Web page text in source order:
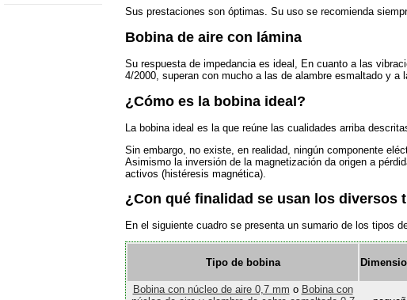
Sus prestaciones son óptimas. Su uso se recomienda
Bobina de aire con lámina
Su respuesta de impedancia es ideal, En cuanto a las
4/2000, superan con mucho a las de alambre esmaltado y a
¿Cómo es la bobina ideal?
La bobina ideal es la que reúne las cualidades arriba
Sin embargo, no existe, en realidad, ningún componente
Asimismo la inversión de la magnetización da origen a
activos (histéresis magnética).
¿Con qué finalidad se usan los diversos
En el siguiente cuadro se presenta un sumario de los tipos
Tipo de bobina
Bobina con núcleo de aire 0,7 mm o Bobina con